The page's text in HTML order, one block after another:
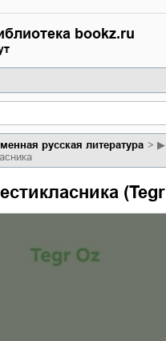
bookz.ru
русская литература ▶